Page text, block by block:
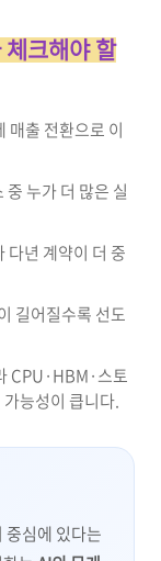
크해야 할
매출 전환으로 이
누가 더 많은 실
다년 계약이 더 중
길어질수록 선도
CPU·HBM·스토
능성이 큽니다.
중심에 있다는